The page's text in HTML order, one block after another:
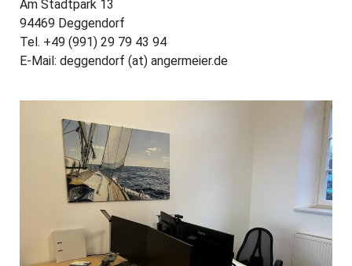
Am Stadtpark 13
94469 Deggendorf
Tel. +49 (991) 29 79 43 94
E-Mail: deggendorf (at) angermeier.de